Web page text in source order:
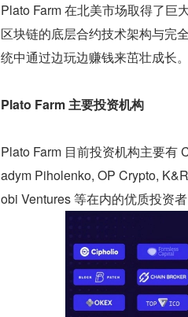
Plato Farm 在北美市场取得了巨
区块链的底层合约技术架构与完
统中通过边玩边赚钱来茁壮成长。
Plato Farm 主要投资机构
Plato Farm 目前投资机构主要有
adym Piholenko, OP Crypto,
obi Ventures 等在内的优质投资者